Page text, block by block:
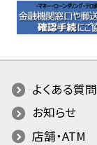
よくある質問
お知らせ
店舗・ATM